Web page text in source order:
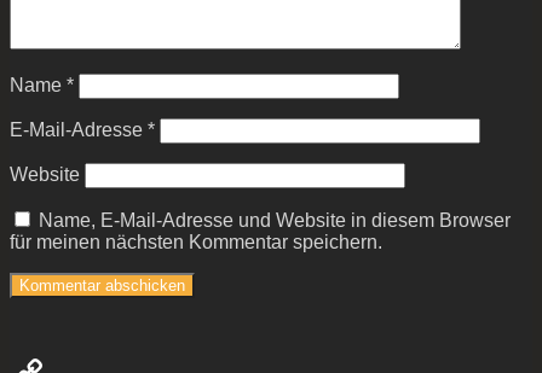
Name *
E-Mail-Adresse *
Website
Name, E-Mail-Adresse und Website in diesem Browser
für meinen nächsten Kommentar speichern.